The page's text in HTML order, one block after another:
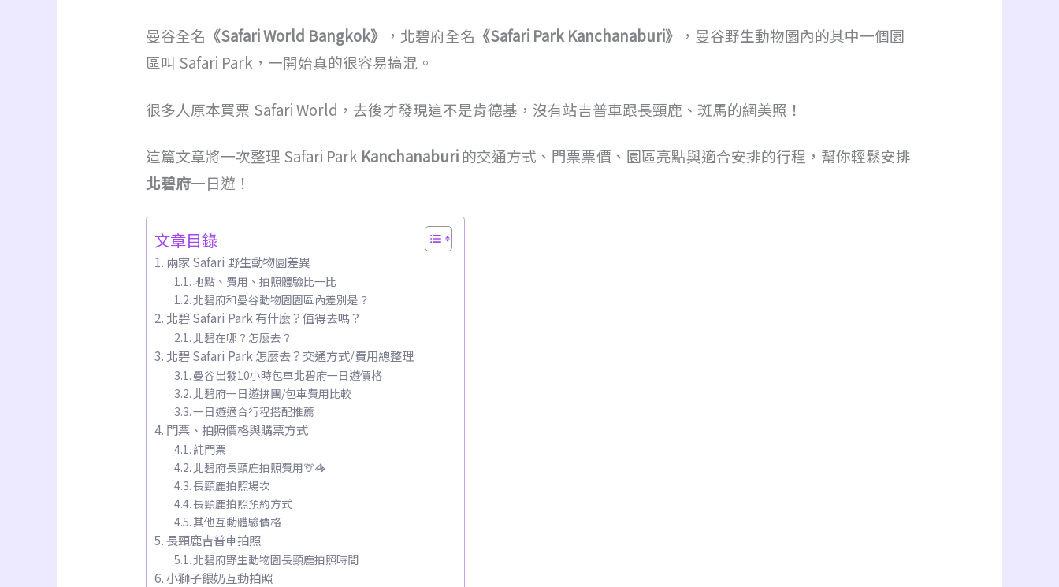
曼谷全名 《Safari World Bangkok》 ，北碧府全名 《Safari Park Kanchanaburi》 ，曼谷野生動物園內的其中一個園
區叫 Safari Park，一開始真的很容易搞混。
很多人原本買票 Safari World，去後才發現這不是肯德基，沒有站吉普車跟長頸鹿、斑馬的網美照！
這篇文章將一次整理 Safari Park Kanchanaburi的交通方式、門票票價、園區亮點與適合安排的行程，幫你輕鬆安排
北碧府一日遊！
文章目錄
兩家 Safari 野生動物園差異
地點、費用、拍照體驗比一比
北碧府和曼谷動物園園區內差別是？
北碧 Safari Park 有什麼？值得去嗎？
北碧在哪？怎麼去？
北碧 Safari Park 怎麼去？交通方式/費用總整理
曼谷出發10小時包車北碧府一日遊價格
北碧府一日遊拚團/包車費用比較
一日遊適合行程搭配推薦
門票、拍照價格與購票方式
純門票
北碧府長頸鹿拍照費用🦒🦓
長頸鹿拍照場次
長頸鹿拍照預約方式
其他互動體驗價格
長頸鹿吉普車拍照
北碧府野生動物園長頸鹿拍照時間
小獅子餵奶互動拍照